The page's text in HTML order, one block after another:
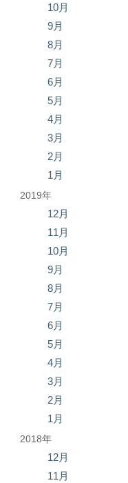
10月
9月
8月
7月
6月
5月
4月
3月
2月
1月
2019年
12月
11月
10月
9月
8月
7月
6月
5月
4月
3月
2月
1月
2018年
12月
11月